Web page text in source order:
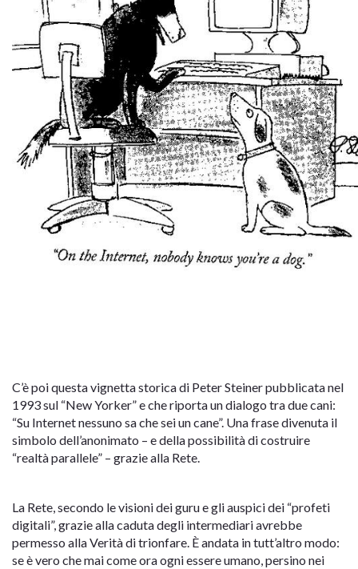
C’è poi questa vignetta storica di Peter Steiner pubblicata nel
1993 sul “New Yorker” e che riporta un dialogo tra due cani:
“Su Internet nessuno sa che sei un cane”. Una frase divenuta il
simbolo dell’anonimato – e della possibilità di costruire
“realtà parallele” – grazie alla Rete.
La Rete, secondo le visioni dei guru e gli auspici dei “profeti
digitali”, grazie alla caduta degli intermediari avrebbe
permesso alla Verità di trionfare. È andata in tutt’altro modo:
se è vero che mai come ora ogni essere umano, persino nei